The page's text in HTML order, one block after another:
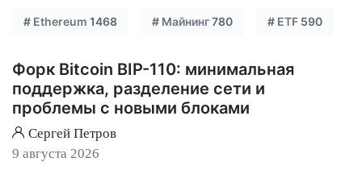
# Ethereum 1468 # Майнинг780 # ETF 590
Форк Bitcoin BIP-110: минимальная
поддержка, разделение сети и
проблемы с новыми блоками
Сергей Петров
9 августа 2026